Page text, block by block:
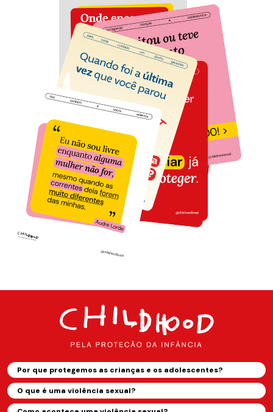
Por que protegemos as crianças e os adolescentes?
O que é uma violência sexual?